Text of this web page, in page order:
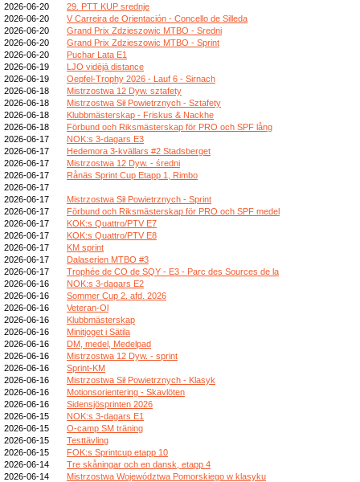
2026-06-20
29. PTT KUP srednje
2026-06-20
V Carreira de Orientación - Concello de Silleda
2026-06-20
Grand Prix Zdzieszowic MTBO - Sredni
2026-06-20
Grand Prix Zdzieszowic MTBO - Sprint
2026-06-20
Puchar Lata E1
2026-06-19
LJO vidējā distance
2026-06-19
Oepfel-Trophy 2026 - Lauf 6 - Sirnach
2026-06-18
Mistrzostwa 12 Dyw. sztafety
2026-06-18
Mistrzostwa Sił Powietrznych - Sztafety
2026-06-18
Klubbmästerskap - Friskus & Nackhe
2026-06-18
Förbund och Riksmästerskap för PRO och SPF lång
2026-06-17
NOK:s 3-dagars E3
2026-06-17
Hedemora 3-kvällars #2 Stadsberget
2026-06-17
Mistrzostwa 12 Dyw. - średni
2026-06-17
Rånäs Sprint Cup Etapp 1, Rimbo
2026-06-17
2026-06-17
Mistrzostwa Sił Powietrznych - Sprint
2026-06-17
Förbund och Riksmästerskap för PRO och SPF medel
2026-06-17
KOK:s Quattro/PTV E7
2026-06-17
KOK:s Quattro/PTV E8
2026-06-17
KM sprint
2026-06-17
Dalaserien MTBO #3
2026-06-17
Trophée de CO de SQY - E3 - Parc des Sources de la
2026-06-16
NOK:s 3-dagars E2
2026-06-16
Sommer Cup 2. afd. 2026
2026-06-16
Veteran-Ol
2026-06-16
Klubbmästerskap
2026-06-16
Minitjoget i Sätila
2026-06-16
DM, medel, Medelpad
2026-06-16
Mistrzostwa 12 Dyw. - sprint
2026-06-16
Sprint-KM
2026-06-16
Mistrzostwa Sił Powietrznych - Klasyk
2026-06-16
Motionsorientering - Skavlöten
2026-06-16
Sidensjösprinten 2026
2026-06-15
NOK:s 3-dagars E1
2026-06-15
O-camp SM träning
2026-06-15
Testtävling
2026-06-15
FOK:s Sprintcup etapp 10
2026-06-14
Tre skåningar och en dansk, etapp 4
2026-06-14
Mistrzostwa Województwa Pomorskiego w klasyku